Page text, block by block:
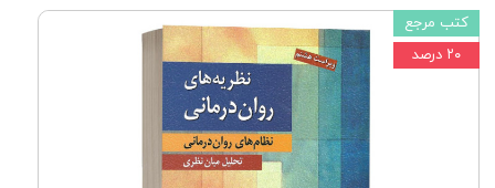
کتب مرجع
۲۰ درصد